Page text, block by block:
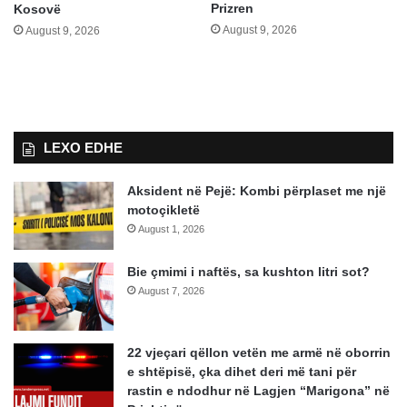
Kosovë
August 9, 2026
Prizren
August 9, 2026
LEXO EDHE
Aksident në Pejë: Kombi përplaset me një
motoçikletë
August 1, 2026
Bie çmimi i naftës, sa kushton litri sot?
August 7, 2026
22 vjeçari qëllon vetën me armë në oborrin
e shtëpisë, çka dihet deri më tani për
rastin e ndodhur në Lagjen “Marigona” në